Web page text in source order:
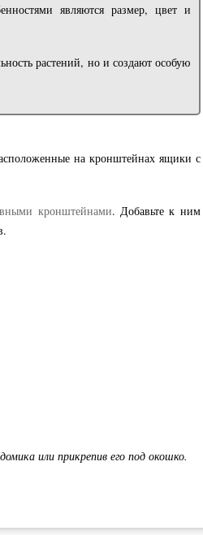
являются размер, цвет и
растений, но и создают особую
на кронштейнах ящики с
кронштейнами. Добавьте к ним
или прикрепив его под окошко.